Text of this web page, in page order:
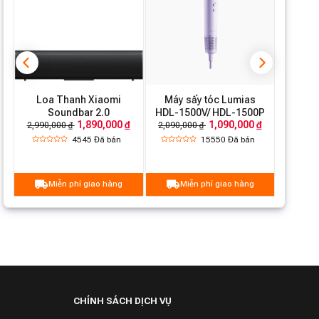
Loa Thanh Xiaomi
Soundbar 2.0
2,990,000 ₫ 1,890,000 ₫
4545Đã bán
Miễn phí giao hàng
Máy sấy tóc Lumias
HDL-1500V/ HDL-1500P
2,090,000 ₫ 1,090,000 ₫
15550Đã bán
Miễn phí giao hàng
CHÍNH SÁCH DỊCH VỤ